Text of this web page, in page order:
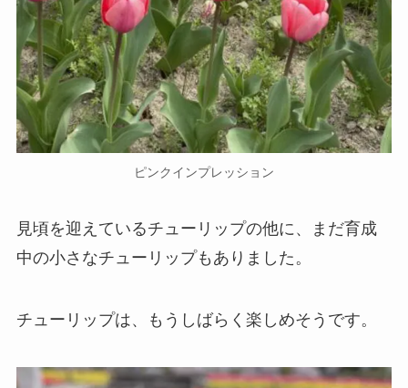
ピンクインプレッション
見頃を迎えているチューリップの他に、まだ育成
中の小さなチューリップもありました。
チューリップは、もうしばらく楽しめそうです。